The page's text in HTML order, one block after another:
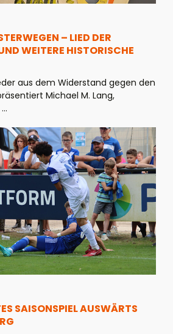
– LIED DER
WEITERE HISTORISCHE
aus dem Widerstand gegen den
Michael M. Lang,
SAISONSPIEL AUSWÄRTS